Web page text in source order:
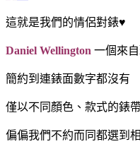
這就是我們的情侶對錶♥
Daniel Wellington 一個來
簡約到連錶面數字都沒有
僅以不同顏色、款式的錶
偏偏我們不約而同都選到